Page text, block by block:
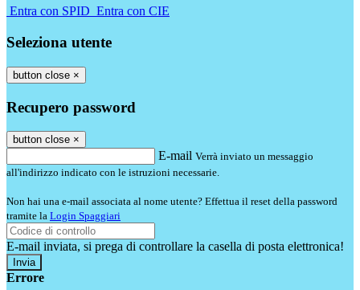
Entra con SPID Entra con CIE
Seleziona utente
button close ×
Recupero password
button close ×
E-mail Verrà inviato un messaggio
all'indirizzo indicato con le istruzioni necessarie.
Non hai una e-mail associata al nome utente? Effettua il reset della password
tramite la Login Spaggiari
E-mail inviata, si prega di controllare la casella di posta elettronica!
Errore